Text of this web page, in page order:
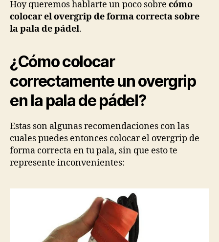
Hoy queremos hablarte un poco sobre cómo
colocar el overgrip de forma correcta sobre
la pala de pádel.
¿Cómo colocar
correctamente un overgrip
en la pala de pádel?
Estas son algunas recomendaciones con las
cuales puedes entonces colocar el overgrip de
forma correcta en tu pala, sin que esto te
represente inconvenientes: